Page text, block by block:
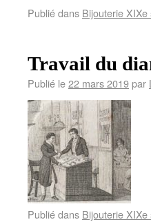
Publié dans Bijouterie XIXe
Travail du
Publié le22 mars 2019par
Publié dans Bijouterie XIXe